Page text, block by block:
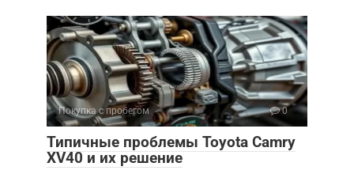
Покупка с пробегом 0
Типичные проблемы Toyota Camry
XV40 и их решение